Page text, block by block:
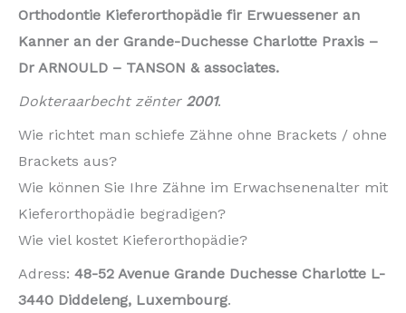
Orthodontie Kieferorthopädie fir Erwuessener an
Kanner an der Grande-Duchesse Charlotte Praxis –
Dr ARNOULD – TANSON & associates.
Dokteraarbecht zënter 2001.
Wie richtet man schiefe Zähne ohne Brackets / ohne
Brackets aus?
Wie können Sie Ihre Zähne im Erwachsenenalter mit
Kieferorthopädie begradigen?
Wie viel kostet Kieferorthopädie?
Adress: 48-52 Avenue Grande Duchesse Charlotte L-
3440 Diddeleng, Luxembourg.